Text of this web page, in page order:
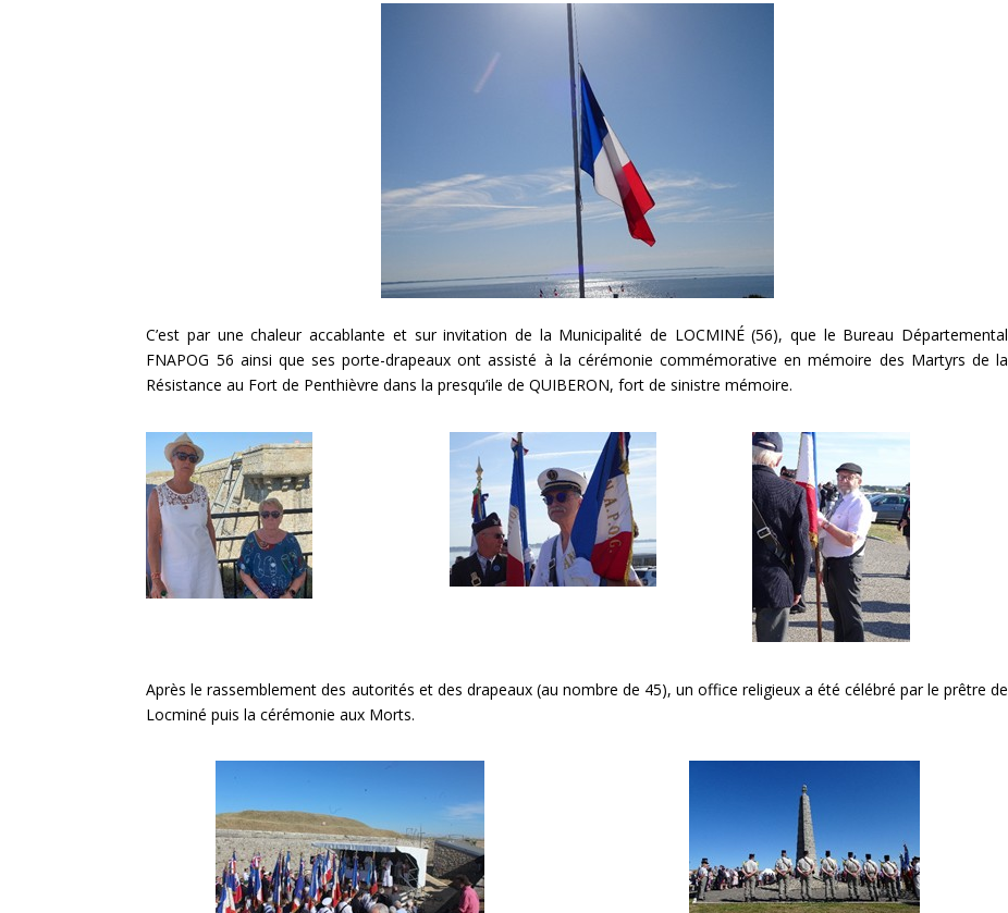
C’est par une chaleur accablante et sur invitation de la Municipalité de LOCMINÉ (56), que le Bureau Départemental
FNAPOG 56 ainsi que ses porte-drapeaux ont assisté à la cérémonie commémorative en mémoire des Martyrs de la
Résistance au Fort de Penthièvre dans la presqu’ile de QUIBERON, fort de sinistre mémoire.
Après le rassemblement des autorités et des drapeaux (au nombre de 45), un office religieux a été célébré par le prêtre de
Locminé puis la cérémonie aux Morts.